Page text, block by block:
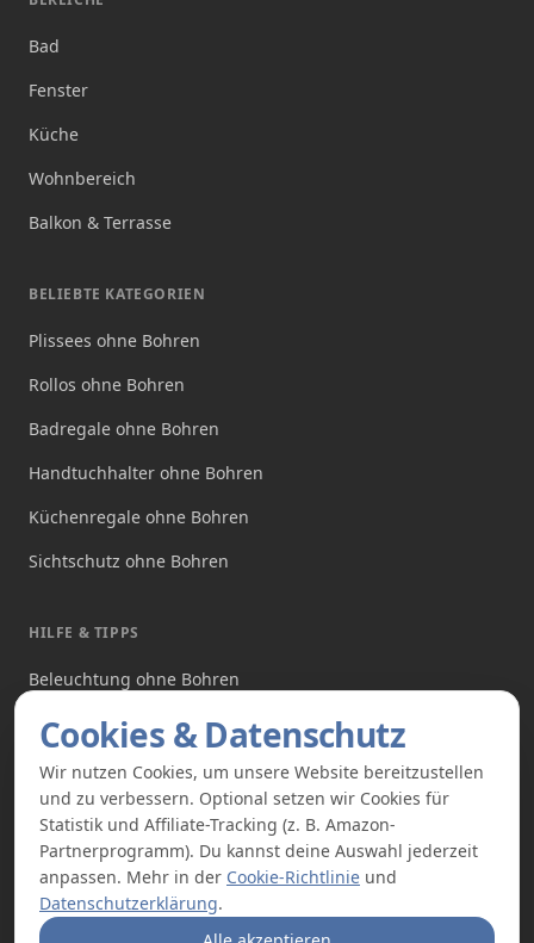
Bad
Fenster
Küche
Wohnbereich
Balkon & Terrasse
BELIEBTE KATEGORIEN
Plissees ohne Bohren
Rollos ohne Bohren
Badregale ohne Bohren
Handtuchhalter ohne Bohren
Küchenregale ohne Bohren
Sichtschutz ohne Bohren
HILFE & TIPPS
Beleuchtung ohne Bohren
Produkte ohne Bohren
Angebote
Über uns
Cookies & Datenschutz
Wir nutzen Cookies, um unsere Website bereitzustellen
und zu verbessern. Optional setzen wir Cookies für
Statistik und Affiliate-Tracking (z. B. Amazon-
Partnerprogramm). Du kannst deine Auswahl jederzeit
anpassen. Mehr in der Cookie-Richtlinie und
Datenschutzerklärung.